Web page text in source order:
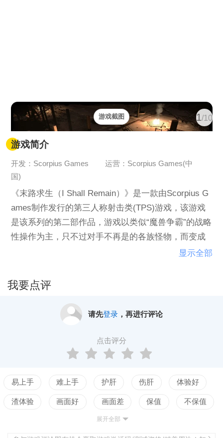
1/10
游戏截图
游戏简介
开发：Scorpius Games
运营：Scorpius Games(中
国)
《末路求生（I Shall Remain）》是一款由Scorpius G
ames制作发行的第三人称射击类(TPS)游戏，该游戏
是该系列的第二部作品，游戏以类似“魔兽争霸”的战略
性操作为主，只不过对手不再是的各族怪物，而变成
了僵尸，是一部既考验策略又考验判断力游戏，喜欢
在一座被僵尸病毒感染所废弃的都市中有着少数幸存
够依靠的只有自己，于是他们团结到一起，使用各种
方式与僵尸持续战斗，来保证自己活下去。游戏开始
时，游戏主角身处于一个满是僵尸的城市，而玩家要
操控主角从这个城市中逃出来。一路上你会搜集到各
显示全部
我要点评
请先登录，再进行评论
点击评分
易上手 难上手 护肝 伤肝 体验好
渣体验 画面好 画面差 保值 不保值
测试
展开全部